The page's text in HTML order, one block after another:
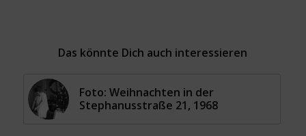
Das könnte Dich auch interessieren
Foto: Weihnachten in der
Stephanusstraße 21, 1968